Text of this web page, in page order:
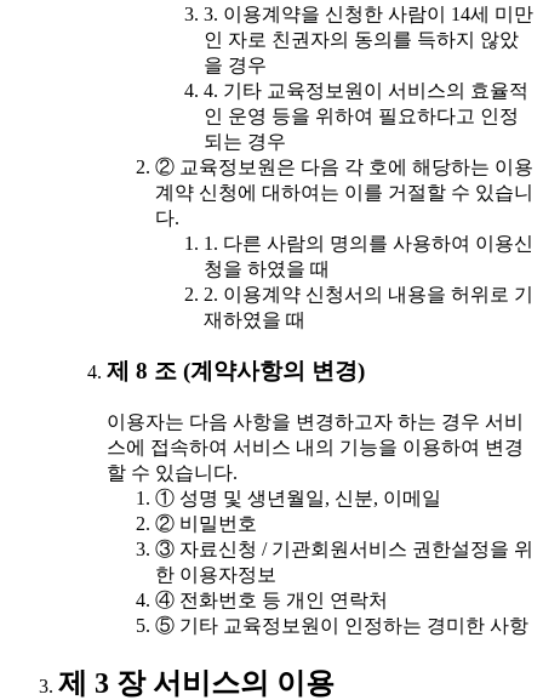
3. 이용계약을 신청한 사람이 14세 미만
인 자로 친권자의 동의를 득하지 않았
을 경우
4. 기타 교육정보원이 서비스의 효율적
인 운영 등을 위하여 필요하다고 인정
되는 경우
② 교육정보원은 다음 각 호에 해당하는 이용
계약 신청에 대하여는 이를 거절할 수 있습니
다.
1. 다른 사람의 명의를 사용하여 이용신
청을 하였을 때
2. 이용계약 신청서의 내용을 허위로 기
재하였을 때
제 8 조 (계약사항의 변경)
이용자는 다음 사항을 변경하고자 하는 경우 서비
스에 접속하여 서비스 내의 기능을 이용하여 변경
할 수 있습니다.
① 성명 및 생년월일, 신분, 이메일
② 비밀번호
③ 자료신청 / 기관회원서비스 권한설정을 위
한 이용자정보
④ 전화번호 등 개인 연락처
⑤ 기타 교육정보원이 인정하는 경미한 사항
제 3 장 서비스의 이용